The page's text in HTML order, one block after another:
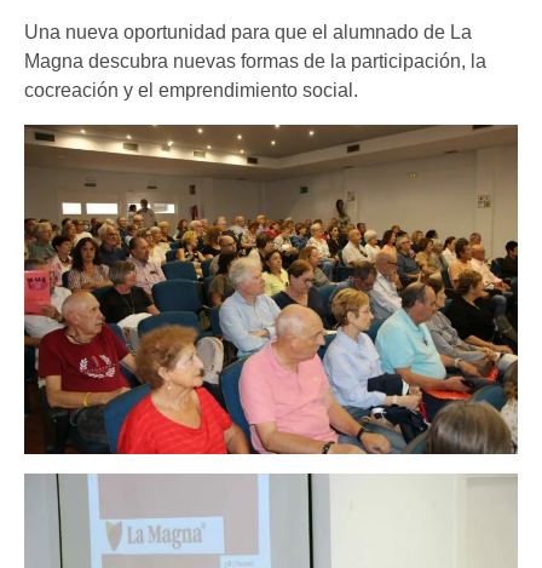
Una nueva oportunidad para que el alumnado de La
Magna descubra nuevas formas de la participación, la
cocreación y el emprendimiento social.